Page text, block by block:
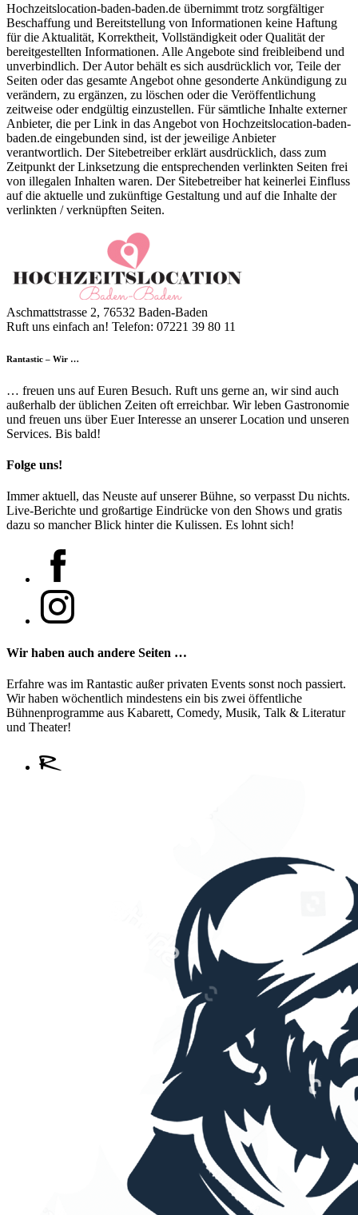
Hochzeitslocation-baden-baden.de übernimmt trotz sorgfältiger
Beschaffung und Bereitstellung von Informationen keine Haftung
für die Aktualität, Korrektheit, Vollständigkeit oder Qualität der
bereitgestellten Informationen. Alle Angebote sind freibleibend und
unverbindlich. Der Autor behält es sich ausdrücklich vor, Teile der
Seiten oder das gesamte Angebot ohne gesonderte Ankündigung zu
verändern, zu ergänzen, zu löschen oder die Veröffentlichung
zeitweise oder endgültig einzustellen. Für sämtliche Inhalte externer
Anbieter, die per Link in das Angebot von Hochzeitslocation-baden-
baden.de eingebunden sind, ist der jeweilige Anbieter
verantwortlich. Der Sitebetreiber erklärt ausdrücklich, dass zum
Zeitpunkt der Linksetzung die entsprechenden verlinkten Seiten frei
von illegalen Inhalten waren. Der Sitebetreiber hat keinerlei Einfluss
auf die aktuelle und zukünftige Gestaltung und auf die Inhalte der
verlinkten / verknüpften Seiten.
Aschmattstrasse 2, 76532 Baden-Baden
Ruft uns einfach an! Telefon: 07221 39 80 11
Rantastic – Wir …
… freuen uns auf Euren Besuch. Ruft uns gerne an, wir sind auch
außerhalb der üblichen Zeiten oft erreichbar. Wir leben Gastronomie
und freuen uns über Euer Interesse an unserer Location und unseren
Services. Bis bald!
Folge uns!
Immer aktuell, das Neuste auf unserer Bühne, so verpasst Du nichts.
Live-Berichte und großartige Eindrücke von den Shows und gratis
dazu so mancher Blick hinter die Kulissen. Es lohnt sich!
Wir haben auch andere Seiten …
Erfahre was im Rantastic außer privaten Events sonst noch passiert.
Wir haben wöchentlich mindestens ein bis zwei öffentliche
Bühnenprogramme aus Kabarett, Comedy, Musik, Talk & Literatur
und Theater!